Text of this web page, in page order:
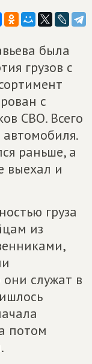
была
грузов с
с
СВО. Всего
раньше, а
выехал и
груза
из
они служат в
потом